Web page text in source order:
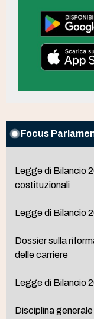
Focus
Legge di Bilancio
costituzionali
Legge di Bilancio
Dossier sulla
delle carriere
Legge di Bilancio
Disciplina